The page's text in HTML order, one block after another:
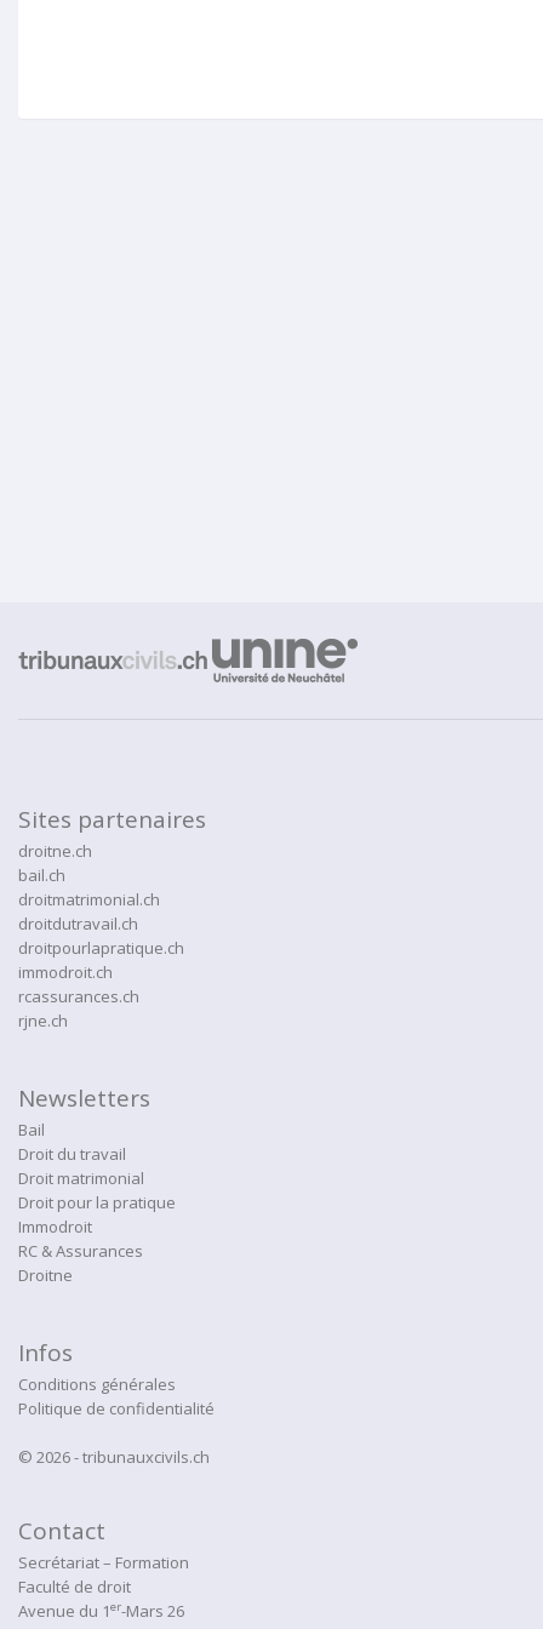
Sites partenaires
droitne.ch
bail.ch
droitmatrimonial.ch
droitdutravail.ch
droitpourlapratique.ch
immodroit.ch
rcassurances.ch
rjne.ch
Newsletters
Bail
Droit du travail
Droit matrimonial
Droit pour la pratique
Immodroit
RC & Assurances
Droitne
Infos
Conditions générales
Politique de confidentialité
© 2026 - tribunauxcivils.ch
Contact
Secrétariat – Formation
Faculté de droit
Avenue du 1er-Mars 26